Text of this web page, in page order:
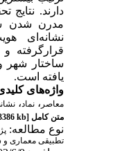
دارند. نتایج
مدرن شدن
نشانه‌ای
قرارگرفته
ساختار شهر
یافته است.
واژه‌های
معاصر ، نماد،
متن کامل[PDF 3386 kb]
نوع مطالعه:
تطبیقی معماری